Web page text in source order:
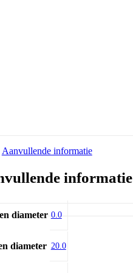
Aanvullende informatie
informatie
diameter 0.0
diameter 20.0